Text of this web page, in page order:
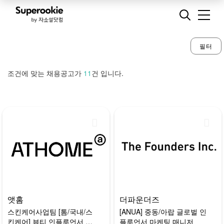
필터
조건에 맞는 채용공고가 11 건 입니다.
앳홈
스킨케어사업팀 [톰/국내/스
킨케어] 뷰티 인플루언서 마
더파운더즈
[ANUA] 중동/아랍 글로벌 인
플루언서 마케팅 매니저